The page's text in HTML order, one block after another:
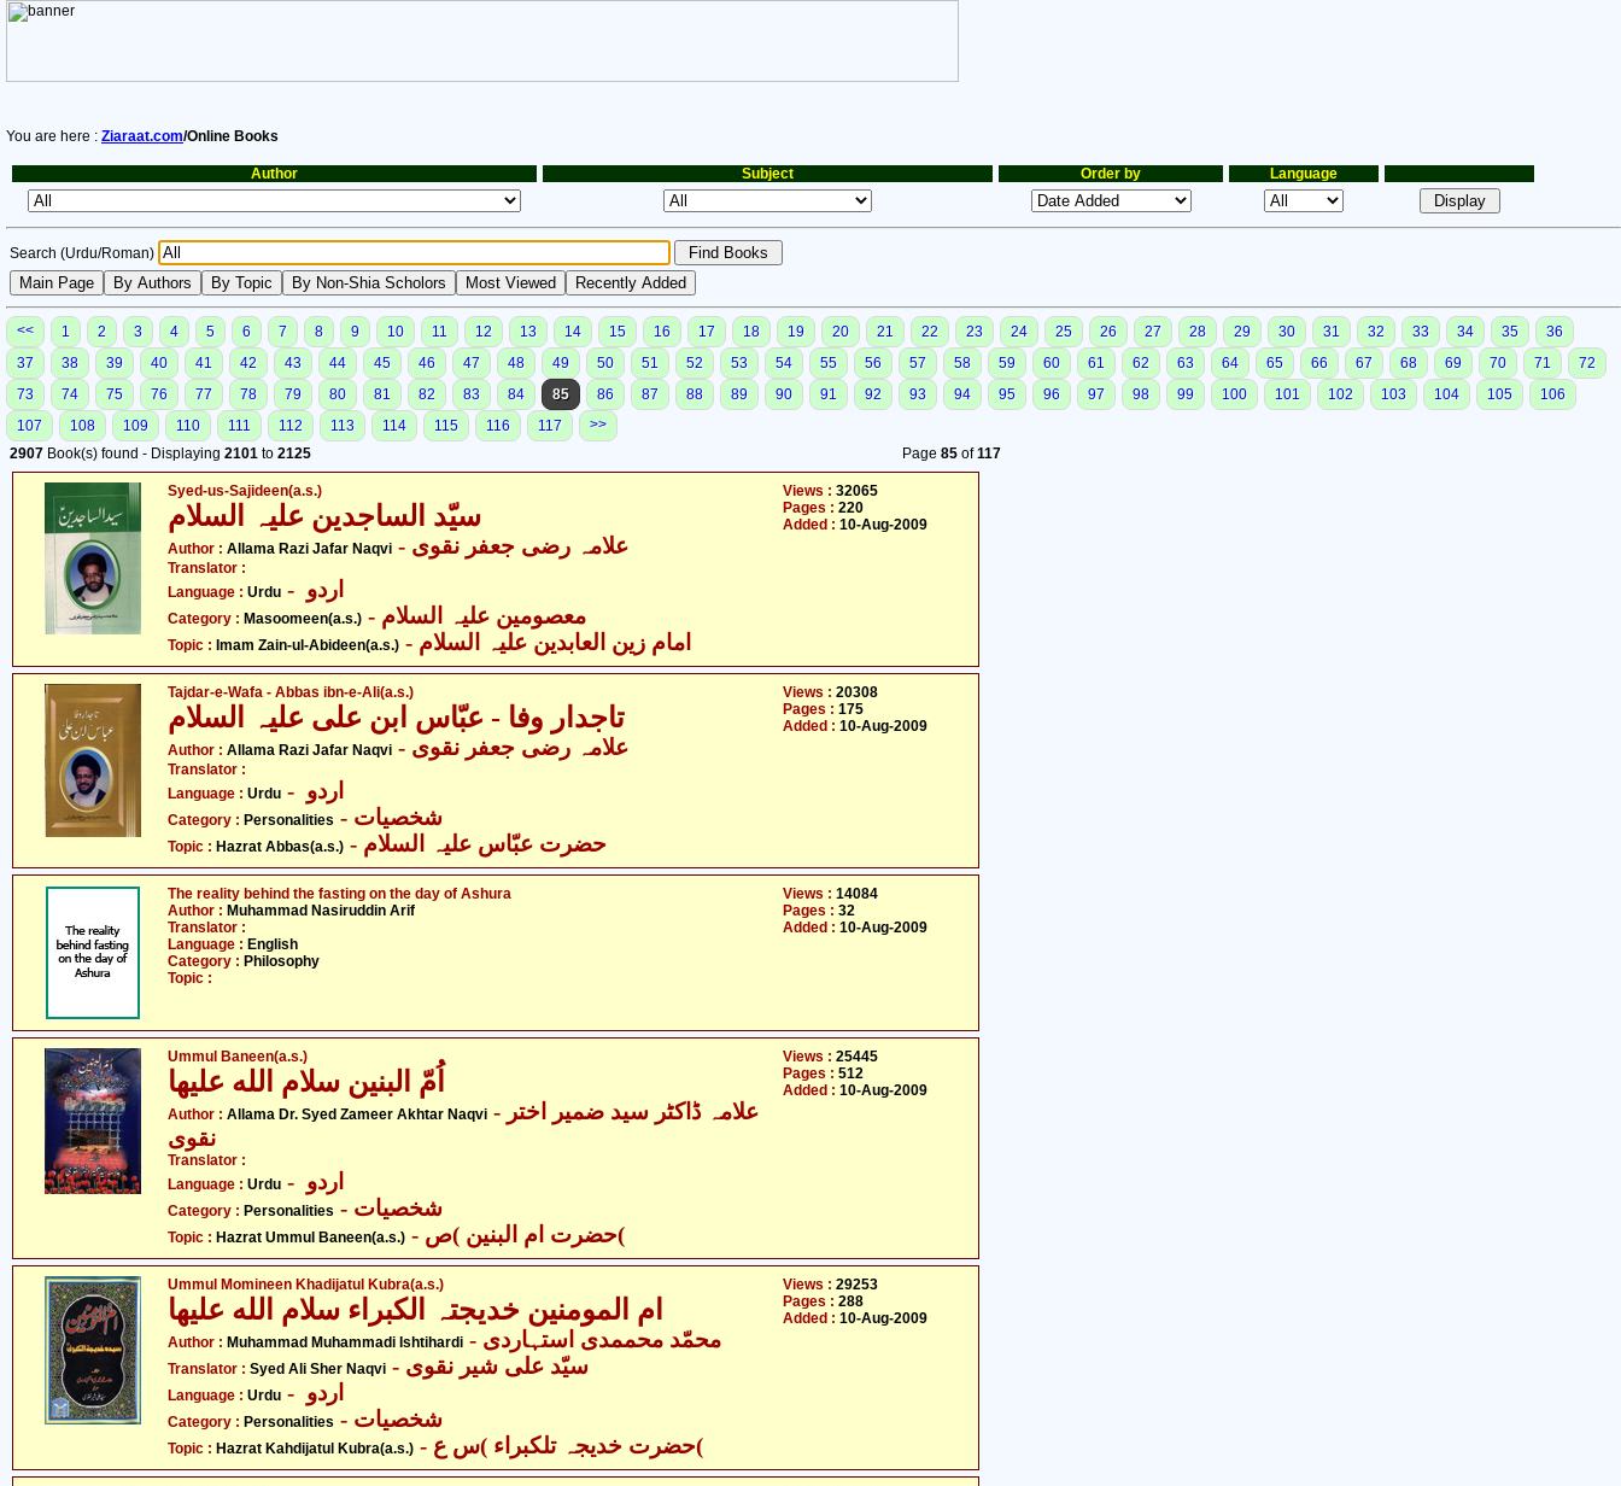
You are here : Ziaraat.com/Online Books
Author Subject Order by Language
Search (Urdu/Roman)
<< 1 2 3 4 5 6 7 8 9 10 11 12 13 14 15 16 17 18 19 20 21 22 23 24 25 26 27 28 29 30 31 32 33 34 35
36
37
38 39 40 41 42 43 44 45 46 47 48 49 50 51 52 53 54 55 56 57 58 59 60 61 62 63 64 65 66 67 68 69 70 71
72
73
74 75 76 77 78 79 80 81 82 83 84 85 86 87 88 89 90 91 92 93 94 95 96 97 98 99 100 101 102 103 104 105
106
107
108 109 110 111 112 113 114 115 116 117
>>
2907 Book(s) found - Displaying 2101 to 2125 Page 85of117
Syed-us-Sajideen(a.s.)
Author : Allama Razi Jafar Naqvi - علامہ رضی جعفر نقوی
Translator :
Language : Urdu
Category : Masoomeen(a.s.)
Topic : Imam Zain-ul-Abideen(a.s.) - امام زین العابدین علیہ السلام
Views : 32065
Pages : 220
Added : 10-Aug-2009
Tajdar-e-Wafa - Abbas ibn-e-Ali(a.s.)
Author : Allama Razi Jafar Naqvi - علامہ رضی جعفر نقوی
Translator :
Language : Urdu
Category : Personalities - شخصیات
Topic : Hazrat Abbas(a.s.) - حضرت عبّاس علیہ السلام
Views : 20308
Pages : 175
Added : 10-Aug-2009
The reality behind the fasting on the day of Ashura
Author : Muhammad Nasiruddin Arif
Translator :
Language : English
Category : Philosophy
Topic :
Views : 14084
Pages : 32
Added : 10-Aug-2009
Ummul Baneen(a.s.)
Author : Allama Dr. Syed Zameer Akhtar Naqvi - علامہ ڈاکٹر سید ضمیر اختر
نقوی
Translator :
Language : Urdu
Category : Personalities - شخصیات
Topic : Hazrat Ummul Baneen(a.s.) - حضرت ام البنین )ص(
Views : 25445
Pages : 512
Added : 10-Aug-2009
Ummul Momineen Khadijatul Kubra(a.s.)
Author : Muhammad Muhammadi Ishtihardi - محمّد محممدی استہاردی
Translator : Syed Ali Sher Naqvi - سیّد علی شیر نقوی
Language : Urdu
Category : Personalities - شخصیات
Topic : Hazrat Kahdijatul Kubra(a.s.) - حضرت خدیجہ تلکبراء )س ع(
Views : 29253
Pages : 288
Added : 10-Aug-2009